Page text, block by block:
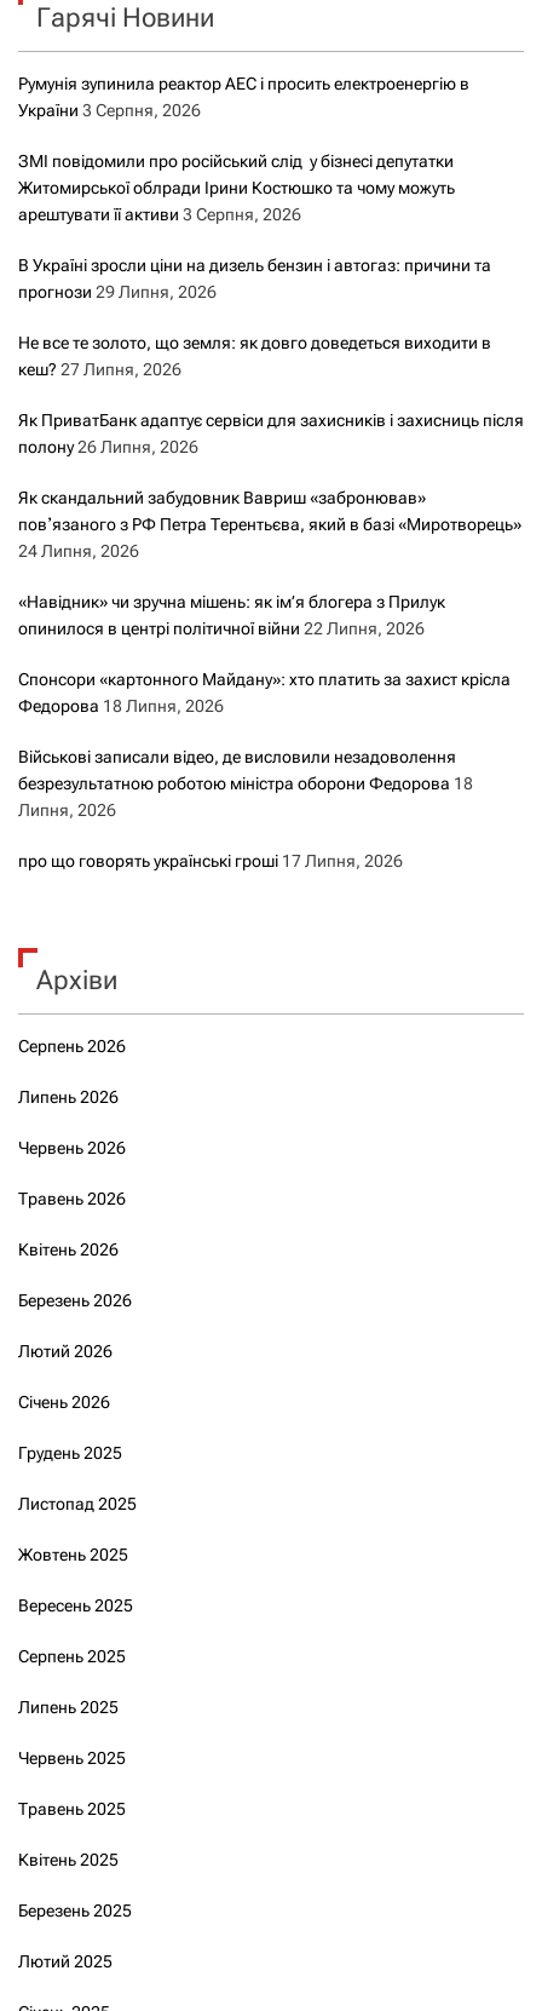
Гарячі Новини
Румунія зупинила реактор АЕС і просить електроенергію в
України 3 Серпня, 2026
ЗМІ повідомили про російський слід у бізнесі депутатки
Житомирської облради Ірини Костюшко та чому можуть
арештувати її активи 3 Серпня, 2026
В Україні зросли ціни на дизель бензин і автогаз: причини та
прогнози 29 Липня, 2026
Не все те золото, що земля: як довго доведеться виходити в
кеш? 27 Липня, 2026
Як ПриватБанк адаптує сервіси для захисників і захисниць після
полону26 Липня, 2026
Як скандальний забудовник Вавриш «забронював»
повʼязаного з РФ Петра Терентьєва, який в базі «Миротворець»
24 Липня, 2026
«Навідник» чи зручна мішень: як ім’я блогера з Прилук
опинилося в центрі політичної війни 22 Липня, 2026
Спонсори «картонного Майдану»: хто платить за захист крісла
Федорова 18 Липня, 2026
Військові записали відео, де висловили незадоволення
безрезультатною роботою міністра оборони Федорова 18
Липня, 2026
про що говорять українські гроші 17 Липня, 2026
Архіви
Серпень 2026
Липень 2026
Червень 2026
Травень 2026
Квітень 2026
Березень 2026
Лютий 2026
Січень 2026
Грудень 2025
Листопад 2025
Жовтень 2025
Вересень 2025
Серпень 2025
Липень 2025
Червень 2025
Травень 2025
Квітень 2025
Березень 2025
Лютий 2025